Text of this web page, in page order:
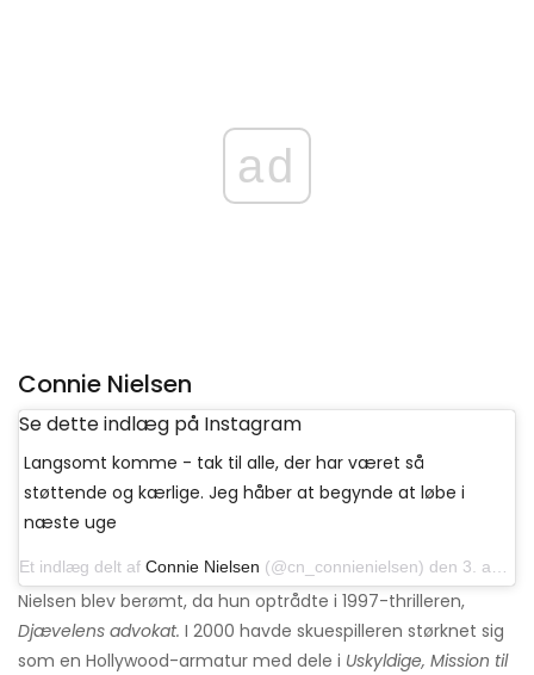
ad
Connie Nielsen
Se dette indlæg på Instagram
Langsomt komme - tak til alle, der har været så
støttende og kærlige. Jeg håber at begynde at løbe i
næste uge
Et indlæg delt af Connie Nielsen (@cn_connienielsen) den 3. august 2019 kl. 06.49 PDT
Nielsen blev berømt, da hun optrådte i 1997-thrilleren,
Djævelens advokat. I 2000 havde skuespilleren størknet sig
som en Hollywood-armatur med dele i Uskyldige, Mission til